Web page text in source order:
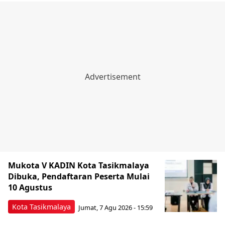
Kota Tasikmalaya
Mukota V KADIN Kota Tasikmalaya
Dibuka, Pendaftaran Peserta Mulai
10 Agustus
Jumat, 7 Agu 2026 - 15:59